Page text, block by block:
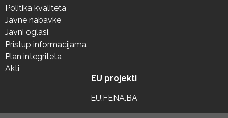
Politika kvaliteta
Javne nabavke
Javni oglasi
Pristup informacijama
Plan integriteta
Akti
EU projekti
EU.FENA.BA